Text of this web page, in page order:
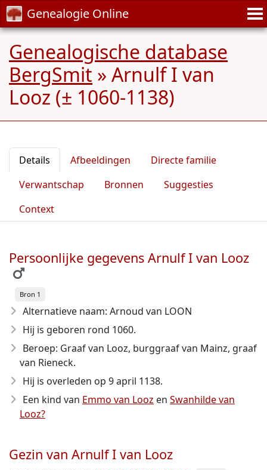
Genealogie Online
Genealogische database
BergSmit » Arnulf I van
Looz (± 1060-1138)
Details Afbeeldingen
Directe familie
Verwantschap
Bronnen
Suggesties
Context
Persoonlijke gegevens Arnulf I van Looz
Bron 1
Alternatieve naam: Arnoud van LOON
Hij is geboren rond 1060.
Beroep: Graaf van Looz, burggraaf van Mainz, graaf
van Rieneck.
Hij is overleden op 9 april 1138.
Een kind van Emmo van Looz en Swanhilde van
Looz?
Gezin van Arnulf I van Looz